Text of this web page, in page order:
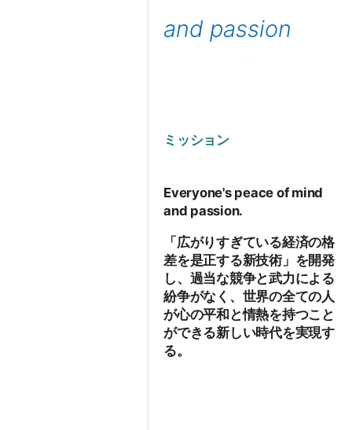
and passion
ミッション
Everyone's peace of mind
and passion.
「広がりすぎている経済の格
差を是正する新技術」を開発
し、過当な競争と武力による
紛争がなく、世界の全ての人
が心の平和と情熱を持つこと
ができる新しい時代を実現す
る。